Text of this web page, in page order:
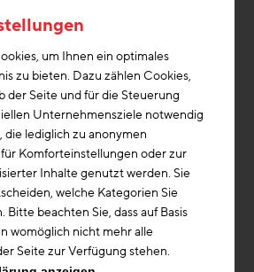
Patientenaufnahme mit einer
In den Obergeschossen 1
jeweils eine Allgemeinpflegestation
in einer dreibündigen
Stützpunkt organisiert werden. Die
als 1- und 2-Bett-Zimmer mit
TV und Wlan ausgeführt. Die
auf dem Dachverortet.
der Patientenzimmer
eine oberflächennahe
um Ihnen ein optimales
zu bieten. Dazu zählen Cookies,
der Seite und für die Steuerung
Unternehmensziele notwendig
die lediglich zu anonymen
Komforteinstellungen oder zur
Inhalte genutzt werden. Sie
welche Kategorien Sie
Bitte beachten Sie, dass auf Basis
womöglich nicht mehr alle
Seite zur Verfügung stehen.